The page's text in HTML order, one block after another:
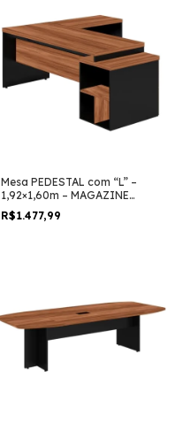
Mesa PEDESTAL com “L” –
1,92×1,60m – MAGAZINE
SILVA – NOGAL
SEVILHA/PRETO – 21406
R$1.477,99